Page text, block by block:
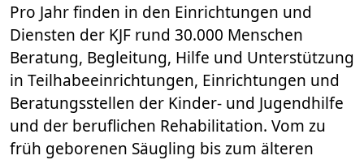
Pro Jahr finden in den Einrichtungen und
Diensten der KJF rund 30.000 Menschen
Beratung, Begleitung, Hilfe und Unterstützung
in Teilhabeeinrichtungen, Einrichtungen und
Beratungsstellen der Kinder- und Jugendhilfe
und der beruflichen Rehabilitation. Vom zu
früh geborenen Säugling bis zum älteren